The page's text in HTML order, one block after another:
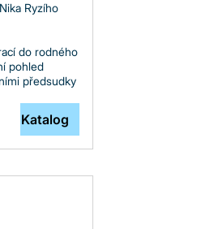
Ryzího
do rodného
pohled
předsudky
Katalog